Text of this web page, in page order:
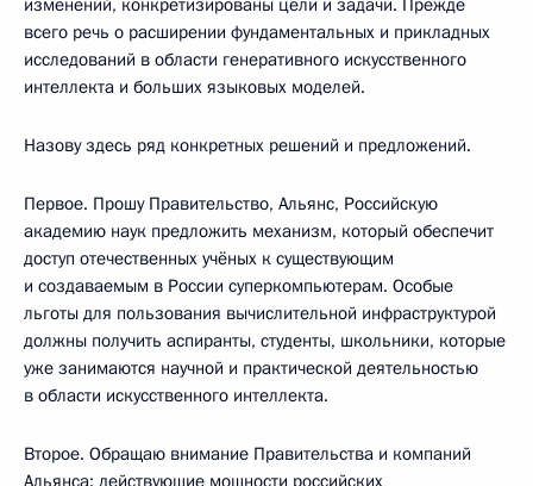
всего речь о расширении фундаментальных и прикладных
исследований в области генеративного искусственного
интеллекта и больших языковых моделей.
Назову здесь ряд конкретных решений и предложений.
Первое. Прошу Правительство, Альянс, Российскую
академию наук предложить механизм, который обеспечит
доступ отечественных учёных к существующим
и создаваемым в России суперкомпьютерам. Особые
льготы для пользования вычислительной инфраструктурой
должны получить аспиранты, студенты, школьники, которые
уже занимаются научной и практической деятельностью
в области искусственного интеллекта.
Второе. Обращаю внимание Правительства и компаний
Альянса: действующие мощности российских